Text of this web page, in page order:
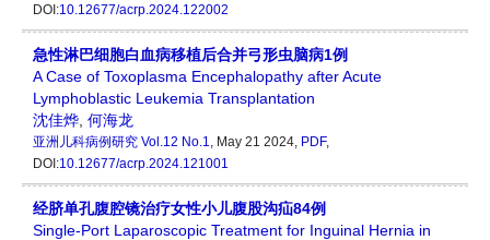
DOI:10.12677/acrp.2024.122002
急性淋巴细胞白血病移植后合并弓形虫脑病1例
A Case of Toxoplasma Encephalopathy after Acute
Lymphoblastic Leukemia Transplantation
沈佳烨 何海龙
亚洲儿科病例研究 Vol.12 No.1, May 21 2024, PDF,
DOI:10.12677/acrp.2024.121001
经脐单孔腹腔镜治疗女性小儿腹股沟疝84例
Single-Port Laparoscopic Treatment for Inguinal Hernia in